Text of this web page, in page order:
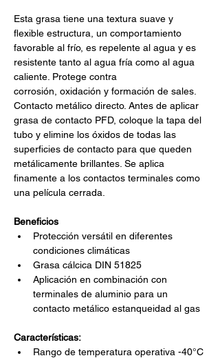
Esta grasa tiene una textura suave y
flexible estructura, un comportamiento
favorable al frío, es repelente al agua y es
resistente tanto al agua fría como al agua
caliente. Protege contra
corrosión, oxidación y formación de sales.
Contacto metálico directo. Antes de aplicar
grasa de contacto PFD, coloque la tapa del
tubo y elimine los óxidos de todas las
superficies de contacto para que queden
metálicamente brillantes. Se aplica
finamente a los contactos terminales como
una película cerrada.
Beneficios
Protección versátil en diferentes
condiciones climáticas
Grasa cálcica DIN 51825
Aplicación en combinación con
terminales de aluminio para un
contacto metálico estanqueidad al gas
Características:
Rango de temperatura operativa -40°C